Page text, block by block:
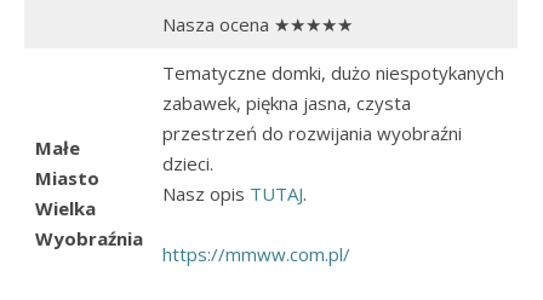
Nasza ocena ★★★★★
Małe
Miasto
Wielka
Wyobraźnia
Tematyczne domki, dużo niespotykanych
zabawek, piękna jasna, czysta
przestrzeń do rozwijania wyobraźni
dzieci.
Nasz opis TUTAJ.
https://mmww.com.pl/